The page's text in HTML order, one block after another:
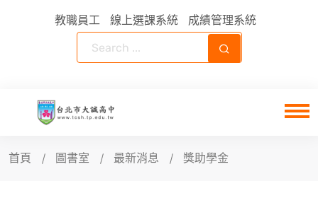
教職員工 線上選課系統 成績管理系統
首頁 圖書室 最新消息 獎助學金